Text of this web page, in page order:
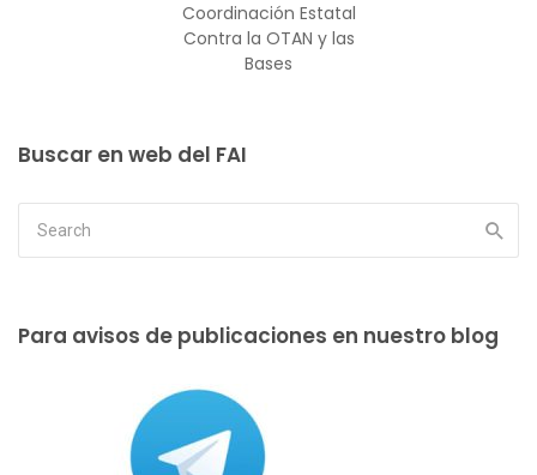
Coordinación Estatal
Contra la OTAN y las
Bases
Buscar en web del FAI
Para avisos de publicaciones en nuestro blog